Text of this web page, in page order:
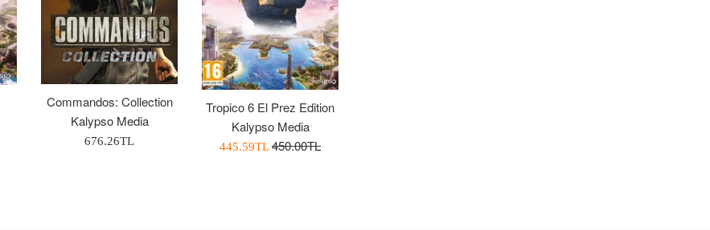
Commandos: Collection
Kalypso Media
Normal
676.26TL
Tropico 6 El Prez Edition
Kalypso Media
İndirimli
445.59TLNormal
450.00TL